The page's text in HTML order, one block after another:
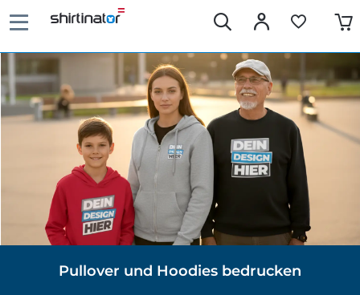
Pullover und Hoodies bedrucken